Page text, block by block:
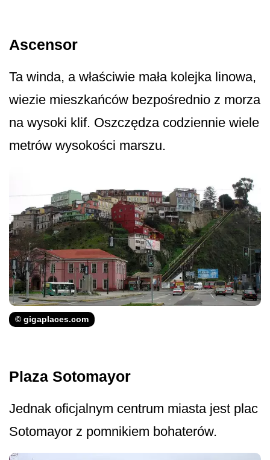
Ascensor
Ta winda, a właściwie mała kolejka linowa,
wiezie mieszkańców bezpośrednio z morza
na wysoki klif. Oszczędza codziennie wiele
metrów wysokości marszu.
© gigaplaces.com
Plaza Sotomayor
Jednak oficjalnym centrum miasta jest plac
Sotomayor z pomnikiem bohaterów.